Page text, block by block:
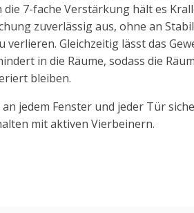
die 7-fache Verstärkung hält es
zuverlässig aus, ohne an
verlieren. Gleichzeitig lässt das
in die Räume, sodass die
bleiben.
an jedem Fenster und jeder Tür
mit aktiven Vierbeinern.